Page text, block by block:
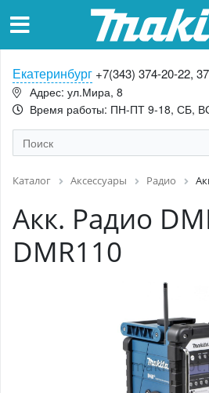
Екатеринбург +7(343) 374-20-22,
Адрес: ул.Мира, 8
Время работы: ПН-ПТ 9-18, СБ,
Каталог Аксессуары Радио
Акк. Радио
DMR110